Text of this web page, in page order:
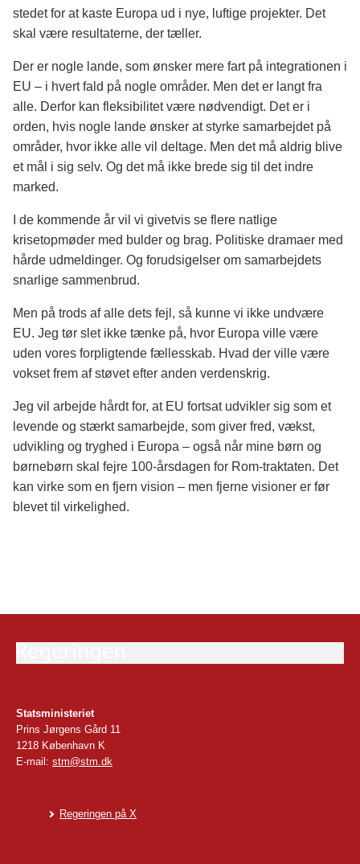
stedet for at kaste Europa ud i nye, luftige projekter. Det
skal være resultaterne, der tæller.
Der er nogle lande, som ønsker mere fart på integrationen i
EU – i hvert fald på nogle områder. Men det er langt fra
alle. Derfor kan fleksibilitet være nødvendigt. Det er i
orden, hvis nogle lande ønsker at styrke samarbejdet på
områder, hvor ikke alle vil deltage. Men det må aldrig blive
et mål i sig selv. Og det må ikke brede sig til det indre
marked.
I de kommende år vil vi givetvis se flere natlige
krisetopmøder med bulder og brag. Politiske dramaer med
hårde udmeldinger. Og forudsigelser om samarbejdets
snarlige sammenbrud.
Men på trods af alle dets fejl, så kunne vi ikke undvære
EU. Jeg tør slet ikke tænke på, hvor Europa ville være
uden vores forpligtende fællesskab. Hvad der ville være
vokset frem af støvet efter anden verdenskrig.
Jeg vil arbejde hårdt for, at EU fortsat udvikler sig som et
levende og stærkt samarbejde, som giver fred, vækst,
udvikling og tryghed i Europa – også når mine børn og
børnebørn skal fejre 100-årsdagen for Rom-traktaten. Det
kan virke som en fjern vision – men fjerne visioner er før
blevet til virkelighed.
Statsministeriet
Prins Jørgens Gård 11
1218 København K
E-mail: stm@stm.dk
Regeringen på X